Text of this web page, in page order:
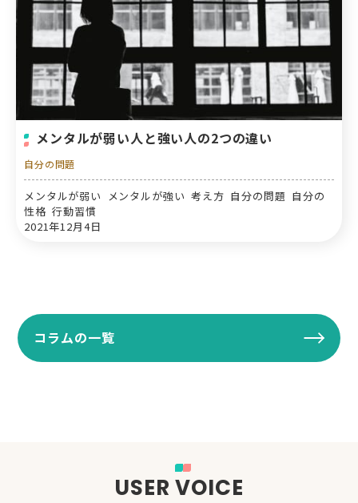
メンタルが弱い人と強い人の2つの違い
自分の問題
メンタルが弱い メンタルが強い 考え方 自分の問題 自分の
性格 行動習慣
2021年12月4日
コラムの一覧
USER VOICE